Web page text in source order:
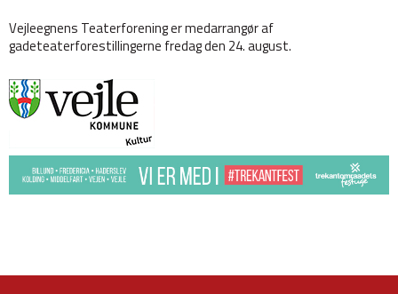
Vejleegnens Teaterforening er medarrangør af
gadeteaterforestillingerne fredag den 24. august.